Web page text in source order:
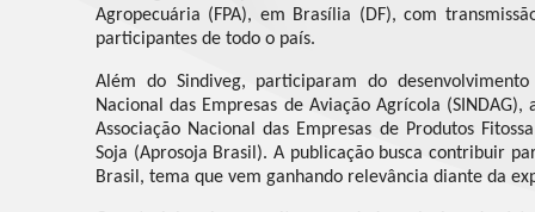
Agropecuária (FPA), em Brasília (DF), com
participantes de todo o país.
Além do Sindiveg, participaram do
Nacional das Empresas de Aviação Agrícola (SINDAG),
Associação Nacional das Empresas de Produtos
Soja (Aprosoja Brasil). A publicação busca contribuir
Brasil, tema que vem ganhando relevância diante da